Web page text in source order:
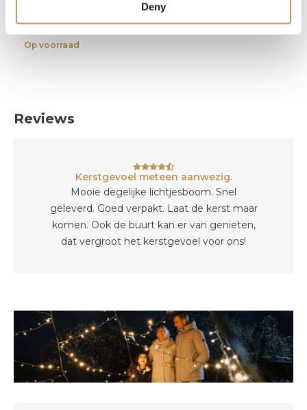
Deny
109,95
Op voorraad
Reviews
Kerstgevoel meteen aanwezig.
Mooie degelijke lichtjesboom. Snel
geleverd. Goed verpakt. Laat de kerst maar
komen. Ook de buurt kan er van genieten,
dat vergroot het kerstgevoel voor ons!